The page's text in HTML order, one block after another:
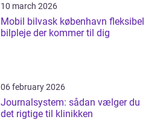
10 march 2026
Mobil bilvask københavn fleksibel
bilpleje der kommer til dig
06 february 2026
Journalsystem: sådan vælger du
det rigtige til klinikken